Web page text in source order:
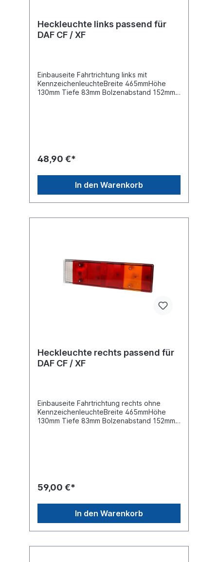
Heckleuchte links passend für
DAF CF / XF
Einbauseite Fahrtrichtung links mit
KennzeichenleuchteBreite 465mmHöhe
130mm Tiefe 83mm Bolzenabstand 152mm,
Leuchtefunktion mit Nebelschlusslicht
mit RückstrahlerGehäusetyp
Kunststoffgehäuse schwarzZulassungsart
1304789Gebrauchsnummern LC7
VIGNALweitere Informationen siehe
Anwendung für
48,90 €*
In den Warenkorb
Heckleuchte rechts passend für
DAF CF / XF
Einbauseite Fahrtrichtung rechts ohne
KennzeichenleuchteBreite 465mmHöhe
130mm Tiefe 83mm Bolzenabstand 152mm,
Leuchtefunktion mit Nebelschlusslicht
mit RückstrahlerGehäusetyp
Kunststoffgehäuse schwarzZulassungsart
59,00 €*
In den Warenkorb